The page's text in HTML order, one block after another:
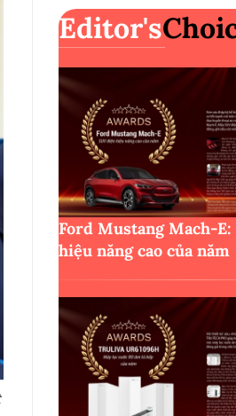
Editor's
Ford Mustang Mach-
hiệu năng cao của năm